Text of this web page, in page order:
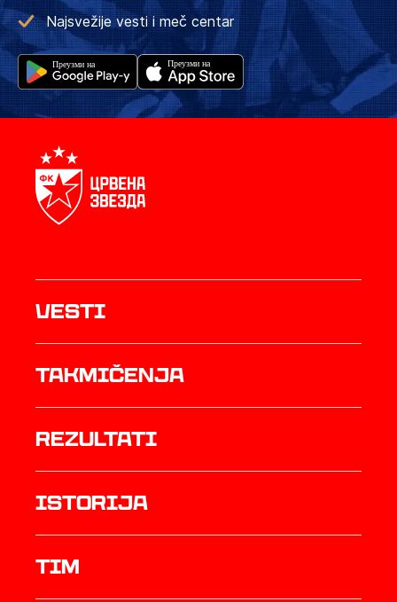
Najsvežije vesti i meč centar
Vesti
Takmičenja
rezultati
istorija
TIM